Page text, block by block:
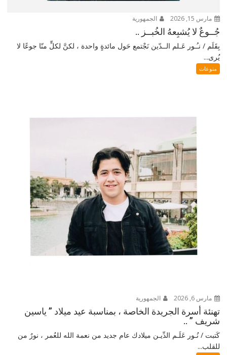
مارس 15, 2026 الجمهورية
جُــوعٌ لا يُشبِعهُ الخُبــز ..
بِقَلَم / نـُـور عَـلم الــدّين نَجْتمع حَول مائدةٍ واحدة ، لكنَّ لكلٍّ منّا جوعًا لا
يُرى...
منوعات
مارس 6, 2026 الجمهورية
تهنئة أسرة الجريدة الخاصة ، بمناسبة عيد ميلاد ” ياسين
شريف ” ..
كَتبت / نُـور عَلَـم الدِّيـن ميلادك عام جديد من نعمة الله للعُمر ، نورٌ من
للقلب...